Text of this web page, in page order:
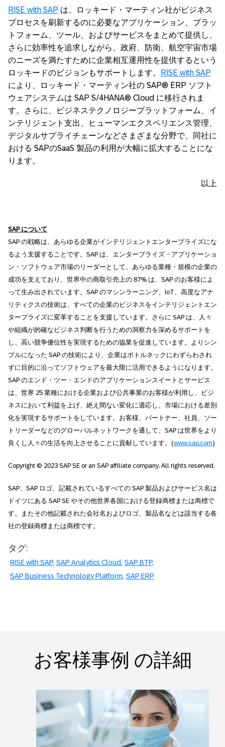
RISE with SAP は、ロッキード・マーティン社がビジネス
プロセスを刷新するのに必要なアプリケーション、プラッ
トフォーム、ツール、およびサービスをまとめて提供し、
さらに効率性を追求しながら、政府、防衛、航空宇宙市場
のニーズを満たすために企業相互運用性を提供するという
ロッキードのビジョンもサポートします。
RISE with SAP
により、ロッキード・マーティン社の SAP® ERP ソフト
ウェアシステムは SAP S/4HANA® Cloud に移行されま
す。さらに、ビジネステクノロジープラットフォーム、イ
ンテリジェント支出、ヒューマンエクスペリエンス管理、
デジタルサプライチェーンなどさまざまな分野で、同社に
おける SAPのSaaS 製品の利用が大幅に拡大することにな
ります。
以上
SAP について
SAP の戦略は、あらゆる企業がインテリジェントエンタープライズにな
るよう支援することです。SAP は、エンタープライズ・アプリケーショ
ン・ソフトウェア市場のリーダーとして、あらゆる業種・規模の企業の
成功を支えており、世界中の商取引売上の 87% は、SAP のお客様によ
って生み出されています。SAP のマシンラーニング、IoT、高度なアナ
リティクスの技術は、すべての企業のビジネスをインテリジェントエン
タープライズに変革することを支援しています。さらに SAP は、人々
や組織が的確なビジネス判断を行うための洞察力を深めるサポートを
し、高い競争優位性を実現するための協業を促進しています。よりシン
プルになった SAP の技術により、企業はボトルネックにわずらわされ
ずに目的に沿ってソフトウェアを最大限に活用できるようになります。
SAP のエンド・ツー・エンドのアプリケーションスイートとサービス
は、世界 25 業種における企業および公共事業のお客様が利用し、ビジ
ネスにおいて利益を上げ、絶え間ない変化に適応し、市場における差別
化を実現するサポートをしています。お客様、パートナー、社員、ソー
トリーダーなどのグローバルネットワークを通して、SAP は世界をより
良くし人々の生活を向上させることに貢献しています。(www.sap.com)
Copyright © 2023 SAP SE or an SAP affiliate company. All rights reserved.
SAP、SAP ロゴ、記載されているすべての SAP 製品およびサービス名は
ドイツにある SAP SE やその他世界各国における登録商標または商標で
す。またその他記載された会社名およびロゴ、製品名などは該当する各
社の登録商標または商標です。
タグ:
RISE with SAP SAP Analytics Cloud SAP BTP
SAP Business Technology Platform SAP ERP
お客様事例 の詳細